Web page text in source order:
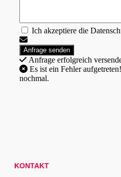
Ich akzeptiere die
Anfrage erfolgreich
nochmal.
KONTAKT